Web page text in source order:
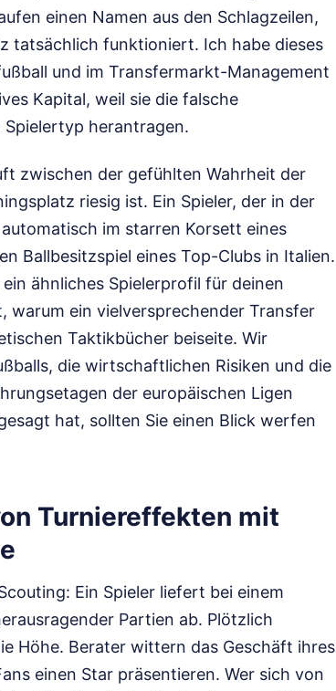
einen Namen aus den Schlagzeilen,
tatsächlich funktioniert. Ich habe dieses
und im Transfermarkt-Management
Kapital, weil sie die falsche
herantragen.
zwischen der gefühlten Wahrheit der
riesig ist. Ein Spieler, der in der
im starren Korsett eines
Ballbesitzspiel eines Top-Clubs in Italien.
ähnliches Spielerprofil für deinen
warum ein vielversprechender Transfer
Taktikbücher beiseite. Wir
die wirtschaftlichen Risiken und die
der europäischen Ligen
hat, sollten Sie einen Blick werfen
Turniereffekten mit
Ein Spieler liefert bei einem
Partien ab. Plötzlich
Höhe. Berater wittern das Geschäft ihres
einen Star präsentieren. Wer sich von